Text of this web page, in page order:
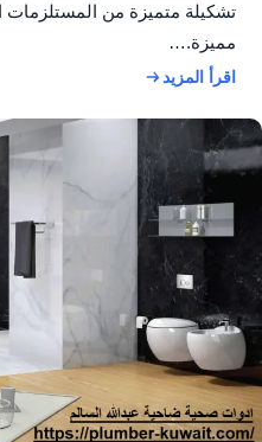
تشكيلة متميزة من المستلزمات
مميزة.…
اقرأ المزيد